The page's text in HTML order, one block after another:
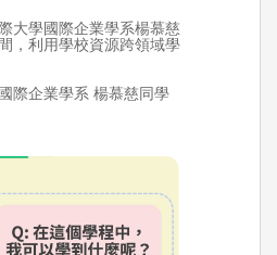
大學國際企業學系楊慕慈
，利用學校資源跨領域學
際企業學系 楊慕慈同學